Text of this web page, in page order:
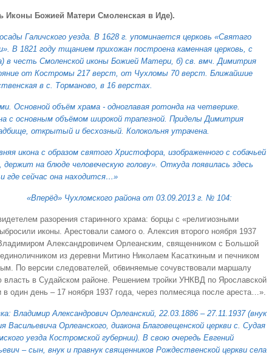
Иконы Божией Матери Смоленская в Иде).
Галичского уезда. В 1628 г. упоминается церковь «Святаго
В 1821 году тщанием прихожан построена каменная церковь, с
в честь Смоленской иконы Божией Матери, б) св. вмч. Димитрия
от Костромы 217 верст, от Чухломы 70 верст. Ближайшие
в с. Торманово, в 16 верстах.
Основной объём храма - одноглавая ротонда на четверике.
с основным объёмом широкой трапезной. Приделы Димитрия
открытый и бесхозный. Колокольня утрачена.
икона с образом святого Христофора, изображенного с собачьей
держит на блюде человеческую голову». Откуда появилась здесь
где сейчас она находится…»
«Вперёд» Чухломского района от 03.09.2013 г. № 104:
разорения старинного храма: борцы с «религиозными
иконы. Арестовали самого о. Алексия второго ноября 1937
Александровичем Орлеанским, священником с Большой
из деревни Митино Николаем Касаткиным и печником
По версии следователей, обвиняемые сочувствовали маршалу
власть в Судайском районе. Решением тройки УНКВД по Ярославской
один день – 17 ноября 1937 года, через полмесяца после ареста…».
Владимир Александрович Орлеанский, 22.03.1886 – 27.11.1937 (внук
Васильевича Орлеанского, диакона Благовещенской церкви с. Судая
уезда Костромской губернии). В свою очередь Евгений
– сын, внук и правнук священников Рождественской церкви села